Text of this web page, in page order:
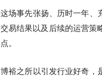
这场事先张扬、历时一年、
交易结果以及后续的运营策
点。
博裕之所以引发行业好奇，